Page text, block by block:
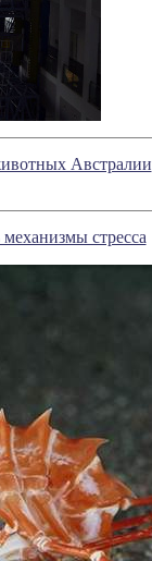
Австралии
стресса